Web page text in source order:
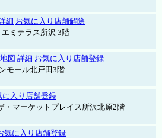
細 お気に入り店舗解除
ミテラス所沢 3階
地図 詳細 お気に入り店舗登録
モール北戸田3階
に入り店舗登録
・マーケットプレイス所沢北原2階
気に入り店舗登録